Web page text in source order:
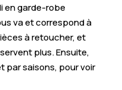
en garde-robe
va et correspond à
à retoucher, et
plus. Ensuite,
par saisons, pour voir